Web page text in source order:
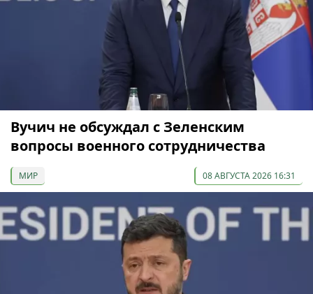
Вучич не обсуждал с Зеленским
вопросы военного сотрудничества
МИР 08 АВГУСТА 2026 16:31